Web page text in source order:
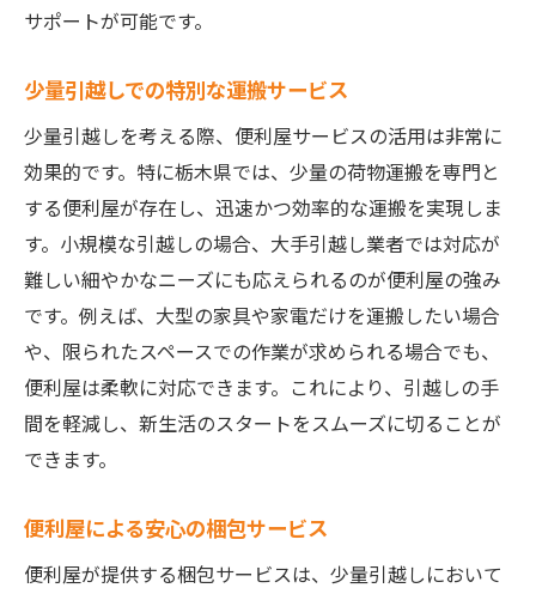
サポートが可能です。
少量引越しでの特別な運搬サービス
少量引越しを考える際、便利屋サービスの活用は非常に
効果的です。特に栃木県では、少量の荷物運搬を専門と
する便利屋が存在し、迅速かつ効率的な運搬を実現しま
す。小規模な引越しの場合、大手引越し業者では対応が
難しい細やかなニーズにも応えられるのが便利屋の強み
です。例えば、大型の家具や家電だけを運搬したい場合
や、限られたスペースでの作業が求められる場合でも、
便利屋は柔軟に対応できます。これにより、引越しの手
間を軽減し、新生活のスタートをスムーズに切ることが
できます。
便利屋による安心の梱包サービス
便利屋が提供する梱包サービスは、少量引越しにおいて